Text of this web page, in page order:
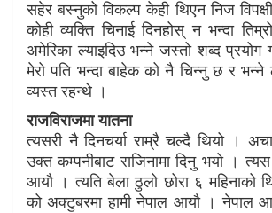
सहेर बस्नुको विकल्प केही थिएन निज
कोही व्यक्ति चिनाई दिनहोस् न भन्दा
अमेरिका ल्याइदिउ भन्ने जस्तो शब्द प्रयोग
मेरो पति भन्दा बाहेक को नै चिन्नु छ र भन्ने
व्यस्त रहन्थे ।
राजविराजमा यातना
त्यसरी नै दिनचर्या राम्रै चल्दै थियो ।
उक्त कम्पनीबाट राजिनामा दिनु भयो ।
आयौ । त्यति बेला ठुलो छोरा ६ महिनाको
को अक्टुबरमा हामी नेपाल आयौ । नेपाल